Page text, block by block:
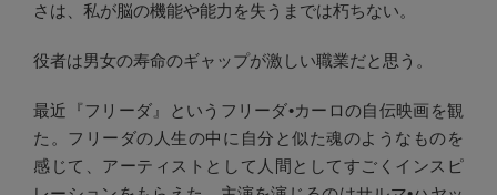
さは、私が脳の機能や能力を失うまでは朽ちない。
役者は男女の寿命のギャップが激しい職業だと思う。
最近『フリーダ』というフリーダ•カーロの自伝映画を観
た。フリーダの人生の中に自分と似た魂のようなものを
感じて、アーティストとして人間としてすごくインスピ